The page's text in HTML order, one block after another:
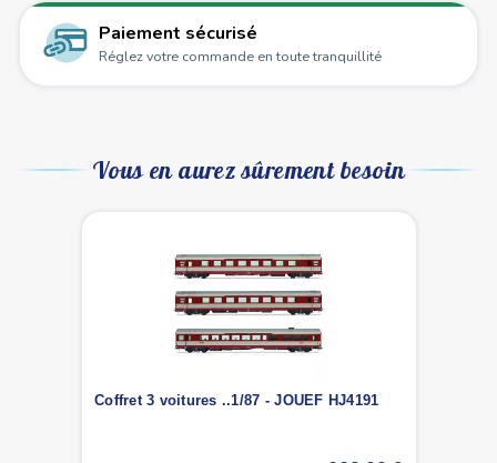
Paiement sécurisé
Réglez votre commande en toute tranquillité
Vous en aurez sûrement besoin
Coffret 3 voitures ..1/87 - JOUEF HJ4191